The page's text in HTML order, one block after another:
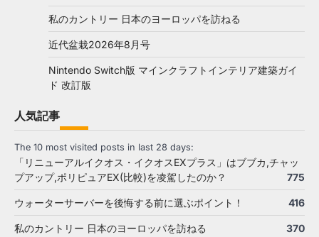
私のカントリー 日本のヨーロッパを訪ねる
近代盆栽2026年8月号
Nintendo Switch版 マインクラフトインテリア建築ガイ
ド 改訂版
人気記事
The 10 most visited posts in last 28 days:
「リニューアルイクオス・イクオスEXプラス」はブブカ,チャッ
プアップ,ポリピュアEX(比較)を凌駕したのか？
775
ウォーターサーバーを後悔する前に選ぶポイント！ 416
私のカントリー 日本のヨーロッパを訪ねる 370